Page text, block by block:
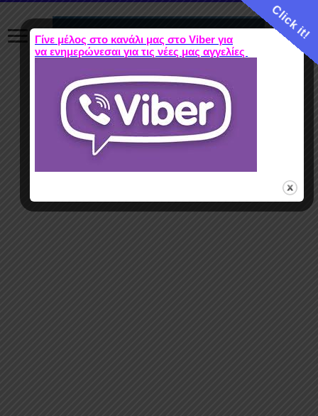
Click it!
Γίνε μέλος στο κανάλι μας στο Viber για
να ενημερώνεσαι για τις νέες μας αγγελίες